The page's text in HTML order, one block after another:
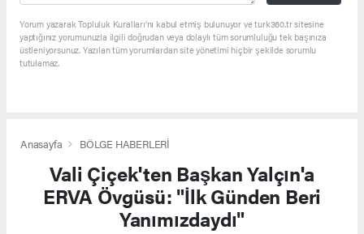
Yorum yazarak Topluluk Kuralları’nı kabul etmiş bulunuyor ve turk360.tr sitesine
yaptığınız yorumunuzla ilgili doğrudan veya dolaylı tüm sorumluluğu tek başınıza
üstleniyorsunuz. Yazılan tüm yorumlardan site yönetimi hiçbir şekilde sorumlu
tutulamaz.
Anasayfa BÖLGE HABERLERİ
Vali Çiçek'ten Başkan Yalçın'a
ERVA Övgüsü: "İlk Günden Beri
Yanımızdaydı"